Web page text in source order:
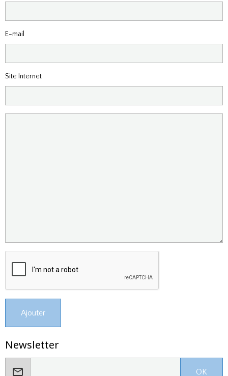
E-mail
Site Internet
Ajouter
Newsletter
OK